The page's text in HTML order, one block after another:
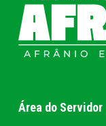
Área do Servidor